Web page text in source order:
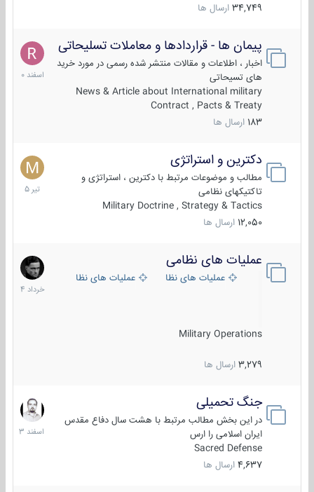
34,749 ارسال ها
پیمان ها - قراردادها و معاملات تسلیحاتی
اخبار ، اطلاعات و مقالات منتشر شده رسمی در مورد خرید
های تسیحاتی
News & Article about International military
Contract , Pacts & Treaty
183 ارسال ها
7
اسفند
1400
دکترین و استراتژی
مطالب و موضوعات مرتبط با دکترین ، استراتژی و
تاکتیکهای نظامی
Military Doctrine , Strategy & Tactics
12,050 ارسال ها
27
تیر
1405
عملیات های نظامی
عملیات های نظامی ایرانعملیات های نظامی خارجی
Military Operations
3,279 ارسال ها
5
خرداد
1404
جنگ تحمیلی
در این بخش مطالب مرتبط با هشت سال دفاع مقدس
ایران اسلامی را ارس
Sacred Defense
4,637 ارسال ها
20
اسفند
1403